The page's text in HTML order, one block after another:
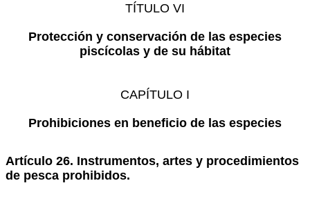
TÍTULO VI
Protección y conservación de las especies
piscícolas y de su hábitat
CAPÍTULO I
Prohibiciones en beneficio de las especies
Artículo 26. Instrumentos, artes y procedimientos
de pesca prohibidos.